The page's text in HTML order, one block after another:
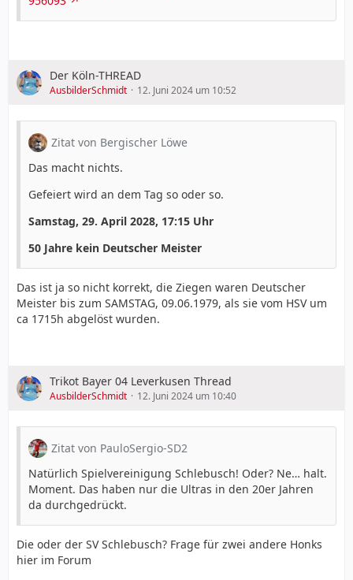
Der Köln-THREAD
AusbilderSchmidt 12. Juni 2024 um 10:52
Zitat von Bergischer Löwe
Das macht nichts.
Gefeiert wird an dem Tag so oder so.
Samstag, 29. April 2028, 17:15 Uhr
50 Jahre kein Deutscher Meister
Das ist ja so nicht korrekt, die Ziegen waren Deutscher
Meister bis zum SAMSTAG, 09.06.1979, als sie vom HSV um
ca 1715h abgelöst wurden.
Trikot Bayer 04 Leverkusen Thread
AusbilderSchmidt 12. Juni 2024 um 10:40
Zitat von PauloSergio-SD2
Natürlich Spielvereinigung Schlebusch! Oder? Ne… halt.
Moment. Das haben nur die Ultras in den 20er Jahren
da durchgedrückt.
Die oder der SV Schlebusch? Frage für zwei andere Honks
hier im Forum